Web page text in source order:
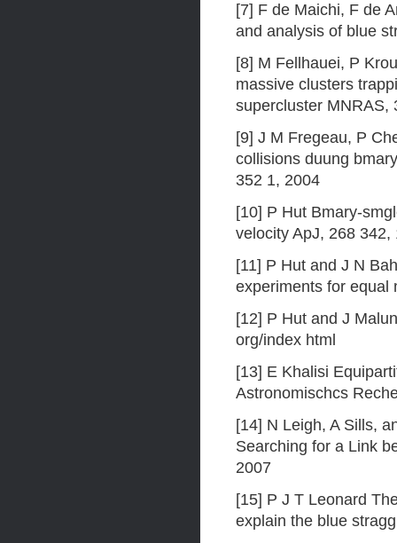
[7] F de Maichi, F de
and analysis of blue
[8] M Fellhauei, P
massive clusters
supercluster MNRAS,
[9] J M Fregeau, P
collisions duung
352 1, 2004
[10] P Hut Bmary-
velocity ApJ, 268 342,
[11] P Hut and J N
experiments for equal
[12] P Hut and J
org/index html
[13] E Khalisi
Astronomischcs
[14] N Leigh, A Sills,
Searching for a Link
2007
[15] P J T Leonard
explain the blue